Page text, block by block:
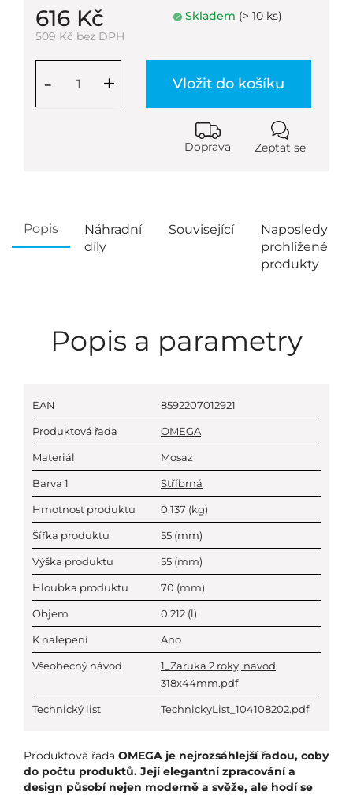
616 Kč
509 Kč bez DPH
Skladem (> 10 ks)
+
- Vložit do košíku
Doprava Zeptat se
Popis
Náhradní
díly
Související
Naposledy
prohlížené
produkty
Popis a parametry
EAN 8592207012921
Produktová řada OMEGA
Materiál Mosaz
Barva 1 Stříbrná
Hmotnost produktu 0.137 (kg)
Šířka produktu 55 (mm)
Výška produktu 55 (mm)
Hloubka produktu 70 (mm)
Objem 0.212 (l)
K nalepení Ano
Všeobecný návod
1_Zaruka 2 roky, navod
318x44mm.pdf
Technický list TechnickyList_104108202.pdf
Produktová řada OMEGA je nejrozsáhlejší řadou, coby
do počtu produktů. Její elegantní zpracování a
design působí nejen moderně a svěže, ale hodí se